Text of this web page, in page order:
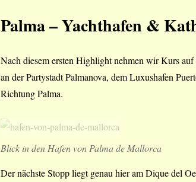
Palma – Yachthafen &
Nach diesem ersten Highlight nehmen wir Kurs
an der Partystadt Palmanova, dem Luxushafen
Richtung Palma.
Blick in den Hafen von Palma de Mallorca
Der nächste Stopp liegt genau hier am Dique del